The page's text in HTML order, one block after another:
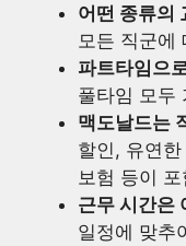
어떤 종류의
모든 직군에
파트타임으
풀타임 모두
맥도날드는
할인, 유연
보험 등이
근무 시간은
일정에 맞추